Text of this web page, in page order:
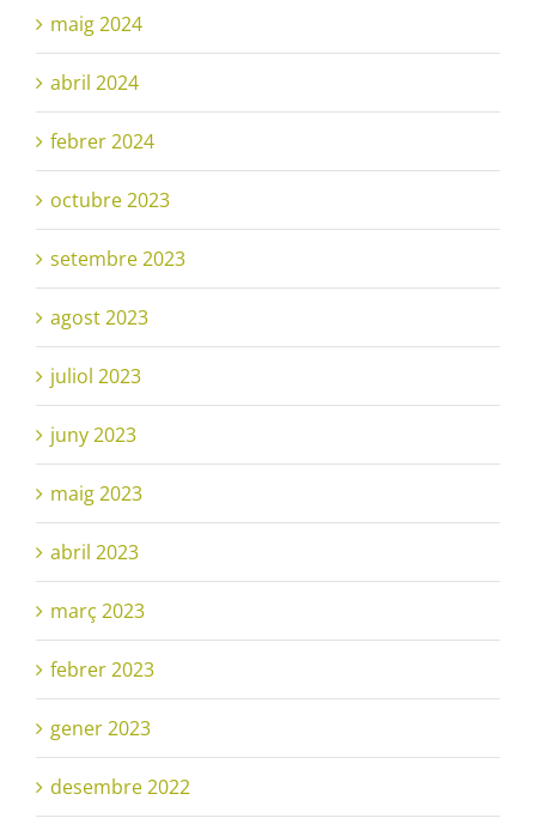
maig 2024
abril 2024
febrer 2024
octubre 2023
setembre 2023
agost 2023
juliol 2023
juny 2023
maig 2023
abril 2023
març 2023
febrer 2023
gener 2023
desembre 2022